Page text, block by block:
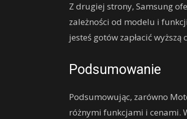
Z drugiej strony, Samsung
zależności od modelu i
jesteś gotów zapłacić
Podsumowanie
Podsumowując, zarówno
różnymi funkcjami i cenami.